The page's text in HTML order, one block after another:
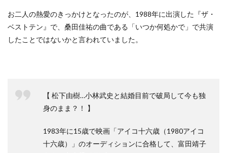
お二人の熱愛のきっかけとなったのが、1988年に出演した『ザ・
ベストテン』で、桑田佳祐の曲である「いつか何処かで」で共演
したことではないかと言われていました。
【 松下由樹…小林武史と結婚目前で破局して今も独
身のまま？！ 】
1983年に15歳で映画「アイコ十六歳（1980アイコ
十六歳）」のオーディションに合格して、富田靖子